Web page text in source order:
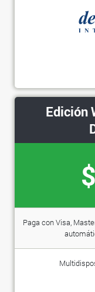
Edición
Paga con Visa,